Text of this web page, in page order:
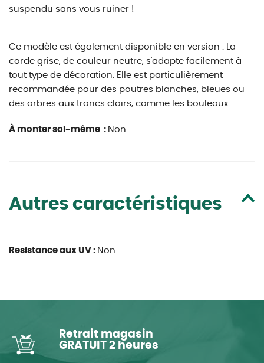
suspendu sans vous ruiner !
Ce modèle est également disponible en version . La
corde grise, de couleur neutre, s'adapte facilement à
tout type de décoration. Elle est particulièrement
recommandée pour des poutres blanches, bleues ou
des arbres aux troncs clairs, comme les bouleaux.
À monter soi-même : Non
Autres caractéristiques
Resistance aux UV : Non
Retrait magasin
GRATUIT 2 heures